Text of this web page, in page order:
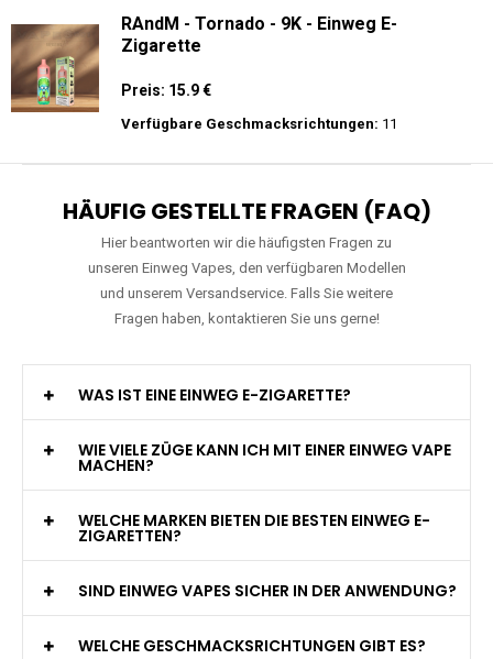
RAndM - Tornado - 9K - Einweg E-
Zigarette
Preis: 15.9 €
Verfügbare Geschmacksrichtungen: 11
HÄUFIG GESTELLTE FRAGEN (FAQ)
Hier beantworten wir die häufigsten Fragen zu
unseren Einweg Vapes, den verfügbaren Modellen
und unserem Versandservice. Falls Sie weitere
Fragen haben, kontaktieren Sie uns gerne!
WAS IST EINE EINWEG E-ZIGARETTE?
WIE VIELE ZÜGE KANN ICH MIT EINER EINWEG VAPE
MACHEN?
WELCHE MARKEN BIETEN DIE BESTEN EINWEG E-
ZIGARETTEN?
SIND EINWEG VAPES SICHER IN DER ANWENDUNG?
WELCHE GESCHMACKSRICHTUNGEN GIBT ES?